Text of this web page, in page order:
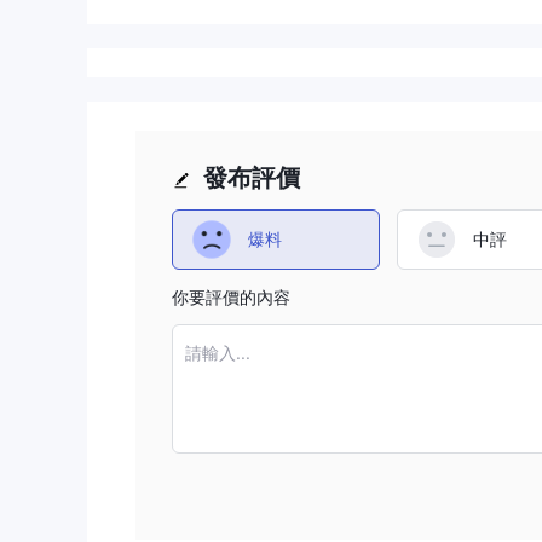
發布評價
爆料 中評
你要評價的內容
請輸入...